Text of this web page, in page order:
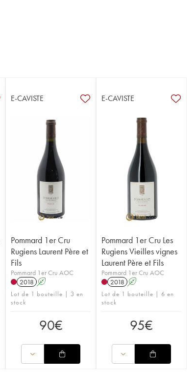
E-CAVISTE
Pommard 1er Cru
Rugiens Laurent Père et
Fils
Pommard 1er Cru AOC
2018 A
Lot de 1 bouteille | 3 en
stock
90€
E-CAVISTE
Pommard 1er Cru Les
Rugiens Vieilles vignes
Laurent Père et Fils
Pommard 1er Cru AOC
2018 A
Lot de 1 bouteille | 6 en
stock
95€